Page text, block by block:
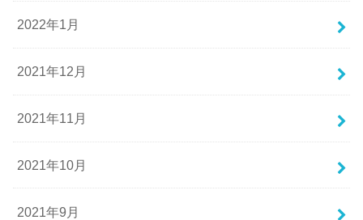
2022年1月
2021年12月
2021年11月
2021年10月
2021年9月